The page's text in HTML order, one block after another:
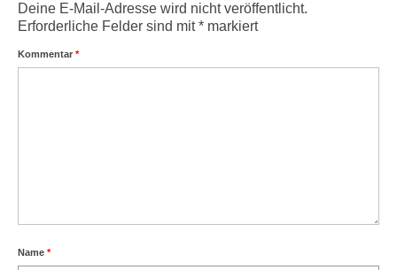
Deine E-Mail-Adresse wird nicht veröffentlicht.
Erforderliche Felder sind mit* markiert
Kommentar *
Name *